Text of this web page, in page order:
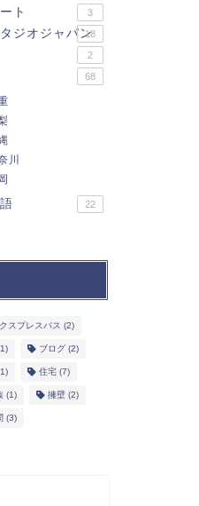
ト 3
ジオジャパン
18
2
68
川
22
スプレスパス (2)
ブログ(2)
住宅(7)
(1) 擁壁(2)
(3)